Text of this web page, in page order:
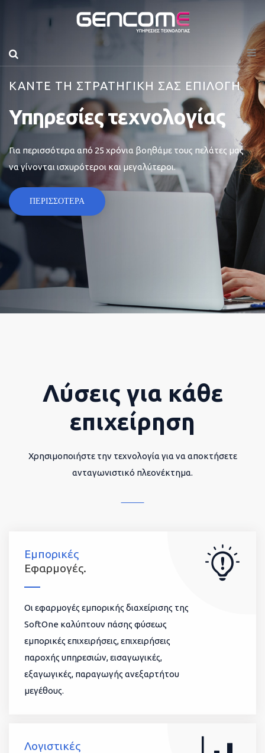
ΚΑΝΤΕ ΤΗ ΣΤΡΑΤΗΓΙΚΗ ΣΑΣ ΕΠΙΛΟΓΗ
Υπηρεσίες τεχνολογίας
Για περισσότερα από 25 χρόνια βοηθάμε τους πελάτες μας
να γίνονται ισχυρότεροι και μεγαλύτεροι.
ΠΕΡΙΣΣΟΤΕΡΑ
Λύσεις για κάθε
επιχείρηση
Χρησιμοποιήστε την τεχνολογία για να αποκτήσετε
ανταγωνιστικό πλεονέκτημα.
Εμπορικές
Εφαρμογές.
Οι εφαρμογές εμπορικής διαχείρισης της
SoftOne καλύπτουν πάσης φύσεως
εμπορικές επιχειρήσεις, επιχειρήσεις
παροχής υπηρεσιών, εισαγωγικές,
εξαγωγικές, παραγωγής ανεξαρτήτου
μεγέθους.
Λογιστικές